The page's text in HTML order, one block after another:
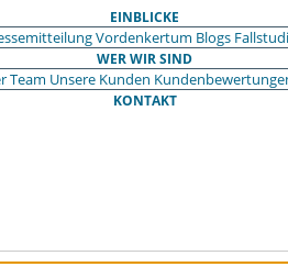
EINBLICKE
Vordenkertum Blogs
WER WIR SIND
Team Unsere Kunden
KONTAKT